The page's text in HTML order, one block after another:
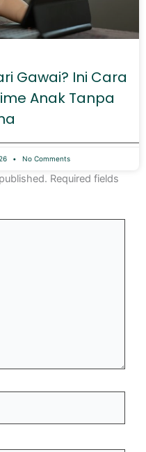
Gawai? Ini Cara
Anak Tanpa
No Comments
Required fields